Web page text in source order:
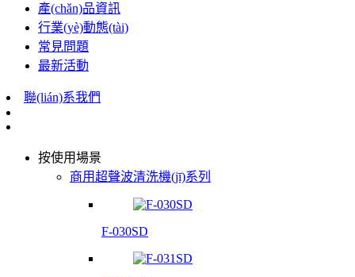
產(chǎn)品資訊
行業(yè)動態(tài)
常見問題
最新活動
聯(lián)系我們
按使用場景
商用超聲波清洗機(jī)系列
F-030SD